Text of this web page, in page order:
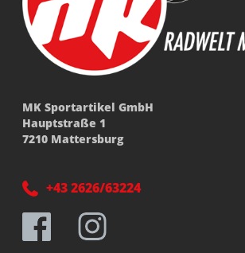
MK Sportartikel GmbH
Hauptstraße 1
7210 Mattersburg
+43 2626/63224